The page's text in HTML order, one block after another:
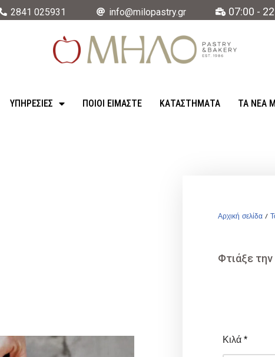
2841 025931 info@milopastry.gr 07:00 -
ΥΠΗΡΕΣΊΕΣ ΠΟΙΟΙ ΕΙΜΑΣΤΕ ΚΑΤΑΣΤΉΜΑΤΑ ΤΑ ΝΈΑ
Αρχική σελίδα /
Φτιάξε
Κιλά *